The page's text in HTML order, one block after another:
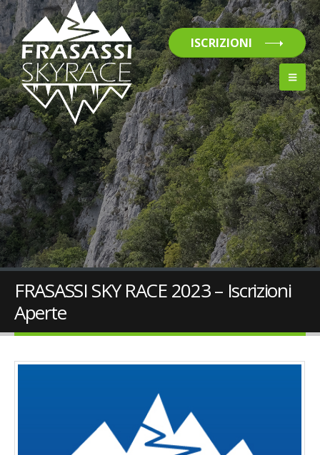
ISCRIZIONI
FRASASSI SKY RACE 2023 – Iscrizioni
Aperte